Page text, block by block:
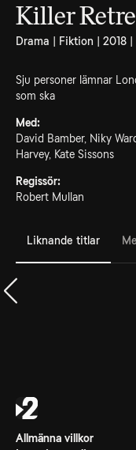
Killer
Drama | Fiktion | 2018 |
Sju personer lämnar
som ska
Med:
David Bamber, Niky
Harvey, Kate Sissons
Regissör:
Robert Mullan
Liknande titlar
Allmänna villkor